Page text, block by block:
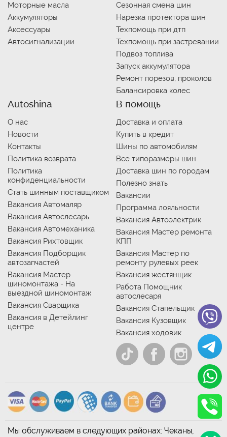
Моторные масла
Аккумуляторы
Аксессуары
Автосигнализации
Сезонная смена шин
Нарезка протектора шин
Техпомощь при дтп
Техпомощь при застревании
Подвоз топлива
Запуск аккумулятора
Ремонт порезов, проколов
Балансировка колес
Autoshina
О нас
Новости
Контакты
Политика возврата
Политика
конфиденциальности
Стать шинным поставщиком
Вакансия Автомаляр
Вакансия Автослесарь
Вакансия Автомеханика
Вакансия Рихтовщик
Вакансия Подборщик
автозапчастей
Вакансия Мастер
шиномонтажа - На
выездной шиномонтаж
Вакансия Сварщика
Вакансия в Детейлинг
центре
В помощь
Доставка и оплата
Купить в кредит
Шины по автомобилям
Все типоразмеры шин
Доставка шин по городам
Полезно знать
Вакансии
Программа лояльности
Вакансия Автоэлектрик
Вакансия Мастер ремонта
КПП
Вакансия Мастер по
ремонту рулевых реек
Вакансия жестянщик
Работа Помощник
автослесаря
Вакансия Стапельщик
Вакансия Кузовщик
Вакансия ходовик
Мы обслуживаем в следующих районах: Чеканы,